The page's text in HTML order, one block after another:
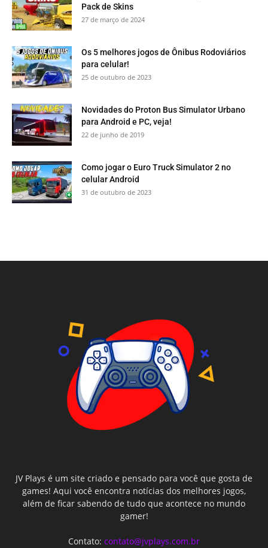
Pack de Skins
27 de março de 2024
Os 5 melhores jogos de Ônibus Rodoviários
para celular!
25 de outubro de 2023
Novidades do Proton Bus Simulator Urbano
para Android e PC, veja!
22 de junho de 2019
Como jogar o Euro Truck Simulator 2 no
celular Android
31 de outubro de 2023
JV Plays é um site criado e pensado para você que gosta de
games! Aqui você encontra notícias dos melhores jogos,
além de ficar sabendo de tudo que acontece no mundo
gamer!
Contato: contato@jvplays.com.br